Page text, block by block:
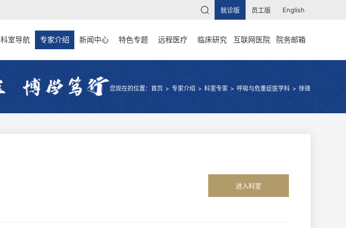
就诊版 员工版 English
科室导航 专家介绍 新闻中心 特色专题 远程医疗 临床研究 互联网医院 院务邮箱
您现在的位置： 首页 > 专家介绍 > 科室专家 > 呼吸与危重症医学科 > 徐锋
进入科室